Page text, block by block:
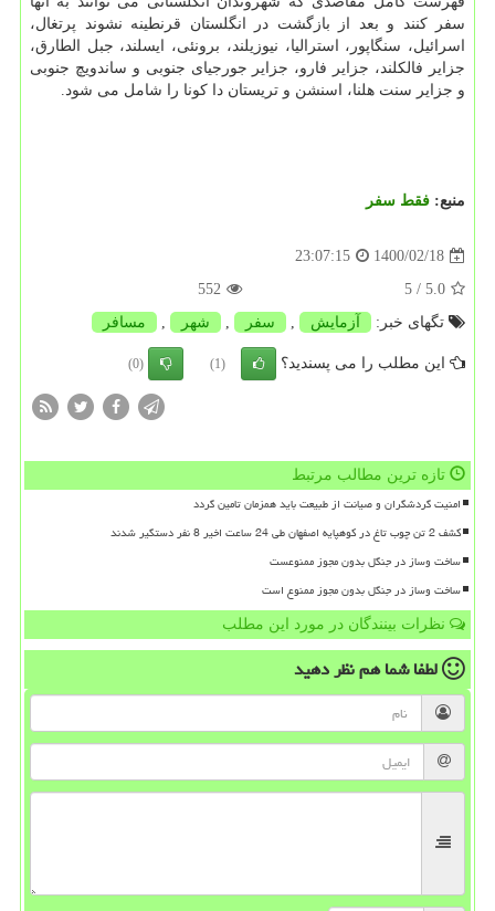
سفر کنند و بعد از بازگشت در انگلستان قرنطینه نشوند پرتغال،
اسرائیل، سنگاپور، استرالیا، نیوزیلند، برونئی، ایسلند، جبل الطارق،
جزایر فالکلند، جزایر فارو، جزایر جورجیای جنوبی و ساندویچ جنوبی
و جزایر سنت هلنا، اسنشن و تریستان دا کونا را شامل می شود.
منبع: فقط سفر
1400/02/18
23:07:15
5.0
/ 5
552
تگهای خبر:
آزمایش , سفر , شهر , مسافر
این مطلب را می پسندید؟ (1)
(0)
تازه ترین مطالب مرتبط
امنیت گردشگران و صیانت از طبیعت باید همزمان تامین گردد
کشف 2 تن چوب تاغ در کوهپایه اصفهان طی 24 ساعت اخیر 8 نفر دستگیر شدند
ساخت وساز در جنگل بدون مجوز ممنوعست
ساخت وساز در جنگل بدون مجوز ممنوع است
نظرات بینندگان در مورد این مطلب
لطفا شما همنظر دهید